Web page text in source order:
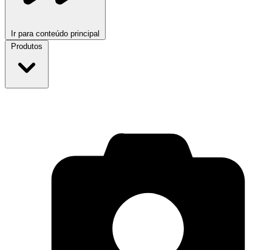
Ir para conteúdo principal
Produtos